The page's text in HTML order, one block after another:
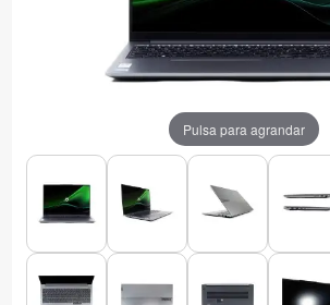
Pulsa para agrandar